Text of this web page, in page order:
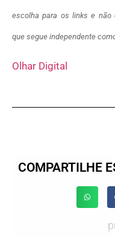
escolha para os links e não
que segue independente
Olhar Digital
COMPARTILHE